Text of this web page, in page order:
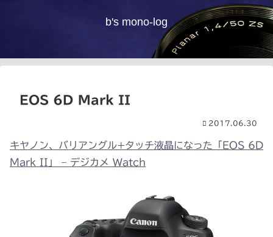
b's mono-log
EOS 6D Mark II
2017.06.30
キヤノン、バリアングル+タッチ液晶になった「EOS 6D
Mark II」 – デジカメ Watch